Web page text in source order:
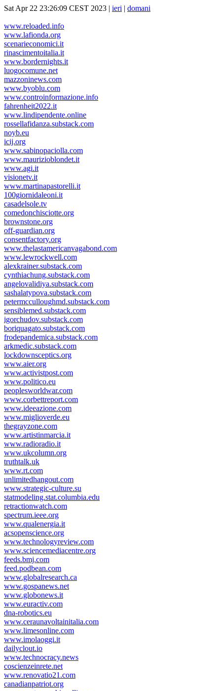
Sat Apr 22 23:26:09 CEST 2023 | ieri | domani
www.reloaded.info
www.lafionda.org
scenarieconomici.it
rinascimentoitalia.it
www.bordernights.it
luogocomune.net
mazzoninews.com
www.byoblu.com
www.controinformazione.info
fahrenheit2022.it
www.lindipendente.online
rossellafidanza.substack.com
noyb.eu
icij.org
www.sabinopaciolla.com
www.maurizioblondet.it
www.agi.it
visionetv.it
www.martinapastorelli.it
100giornidaleoni.it
casadelsole.tv
comedonchisciotte.org
brownstone.org
off-guardian.org
consentfactory.org
www.thelastamericanvagabond.com
www.lewrockwell.com
alexkrainer.substack.com
cynthiachung.substack.com
angelovalidiya.substack.com
sashalatypova.substack.com
petermcculloughmd.substack.com
sensiblemed.substack.com
igorchudov.substack.com
boriquagato.substack.com
frodepandemica.substack.com
arkmedic.substack.com
lockdownsceptics.org
www.aier.org
www.activistpost.com
www.politico.eu
peoplesworldwar.com
www.corbettreport.com
www.ideeazione.com
www.miglioverde.eu
thegrayzone.com
www.artistinmarcia.it
www.radioradio.it
www.ukcolumn.org
truthtalk.uk
www.rt.com
unlimitedhangout.com
www.strategic-culture.su
statmodeling.stat.columbia.edu
retractionwatch.com
spectrum.ieee.org
www.qualenergia.it
acsopenscience.org
www.technologyreview.com
www.sciencemediacentre.org
feeds.bmj.com
feed.podbean.com
www.globalresearch.ca
www.gospanews.net
www.globonews.it
www.euractiv.com
dna-robotics.eu
www.ceraunavoltainitalia.com
www.limesonline.com
www.imolaoggi.it
dailyclout.io
www.technocracy.news
coscienzeinrete.net
www.renovatio21.com
canadianpatriot.org